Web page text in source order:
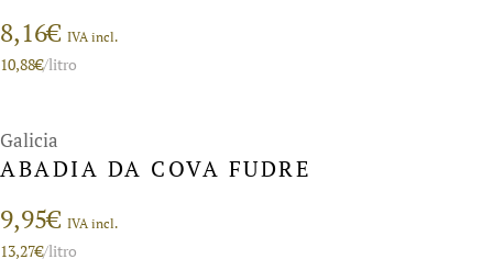
8,16€ IVA incl.
10,88€/litro
Galicia
ABADIA DA COVA FUDRE
9,95€ IVA incl.
13,27€/litro